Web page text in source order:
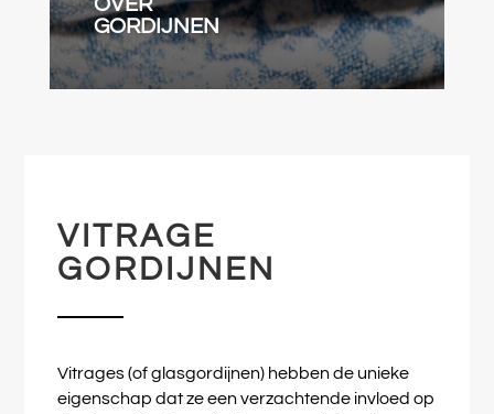
OVER
GORDIJNEN
VITRAGE
GORDIJNEN
Vitrages (of glasgordijnen) hebben de unieke
eigenschap dat ze een verzachtende invloed op